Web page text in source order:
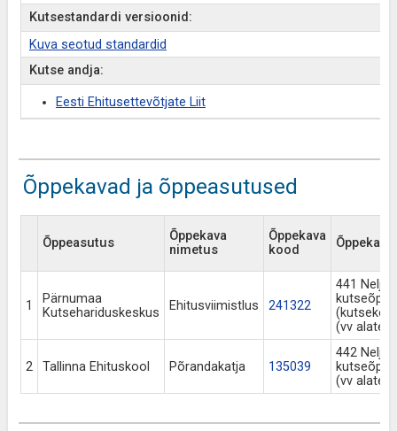
Kutsestandardi versioonid:
Kuva seotud standardid
Kutse andja:
Eesti Ehitusettevõtjate Liit
Õppekavad ja õppeasutused
Õppeasutus
Õppekava
nimetus
Õppekava
kood
1
Pärnumaa
Kutsehariduskeskus
Ehitusviimistlus 241322
441
(vv alates
2 Tallinna Ehituskool Põrandakatja 135039
442
(vv alates